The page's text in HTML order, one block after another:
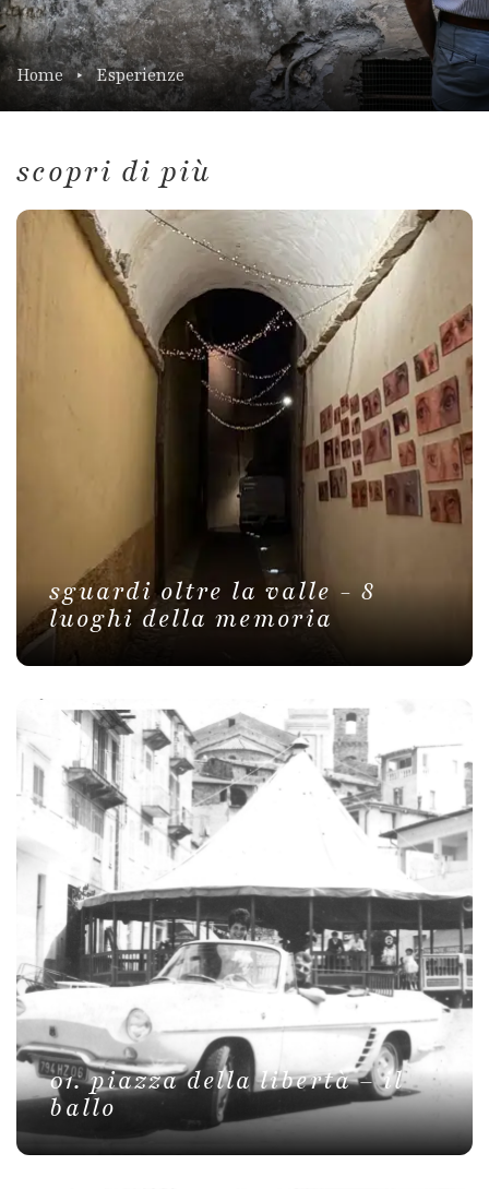
Home Esperienze
scopri di più
sguardi oltre la valle - 8
luoghi della memoria
01. piazza della libertà – il
ballo